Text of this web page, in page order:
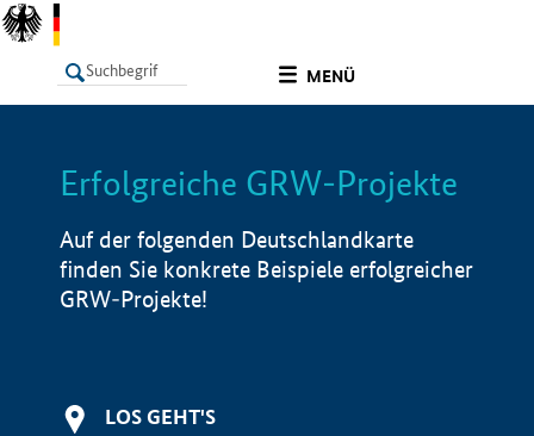
MENÜ
LISTE Info
Erfolgreiche GRW-Projekte
Auf der folgenden Deutschlandkarte
finden Sie konkrete Beispiele erfolgreicher
GRW-Projekte!
LOS GEHT'S